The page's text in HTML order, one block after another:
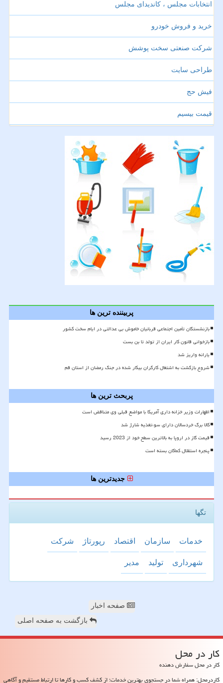
انتخابات مجلس ، کاندیدای مجلس
خرید و فروش خودرو
شرکت صنعتی سخت پوشش
طراحی سایت
فیش حج
قیمت بیسیم
پربیننده ترین ها
بازنشستگان تأمین اجتماعی قربانیان خاموش بی عدالتی در ایام سخت کشور
بازخوانی قانون کار ایران از تولد تا بن بست
یارانه واریز شد
شروع بازگشت به اشتغال کارگران بیکار شده در جنگ رمضان از استان قم
پربحث ترین ها
اظهارات وزیر خزانه داری آمریکا با مواضع قبلی وی متناقض است
کالا برگ خردسالان دارای سوءتغذیه شارژ شد
قیمت گاز در اروپا به بالاترین سطح خود از 2023 رسید
پنجره استقلال کماکان بسته است
جدیدترین ها
تگها
خدمات سازمان اقتصاد رپورتاژ شركت
شهرداری تولید مدیر
صفحه اخبار
بازگشت به صفحه اصلی
كار در محل
کار در محل سفارش دهنده
کاردرمحل: همراه شما در جستجوی بهترین خدمات؛ از کشف کسب و کارها تا ارتباط مستقیم و آگاهی